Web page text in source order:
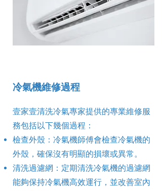
冷氣機維修過程
壹家壹清洗冷氣專家提供的專業維修服
務包括以下幾個過程：
檢查外殼：冷氣機師傅會檢查冷氣機的
外殼，確保沒有明顯的損壞或異常。
清洗過濾網：定期清洗冷氣機的過濾網
能夠保持冷氣機高效運行，並改善室內